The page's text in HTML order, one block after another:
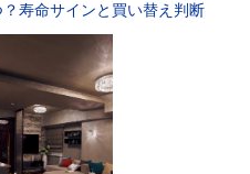
寿命サインと買い替え判断